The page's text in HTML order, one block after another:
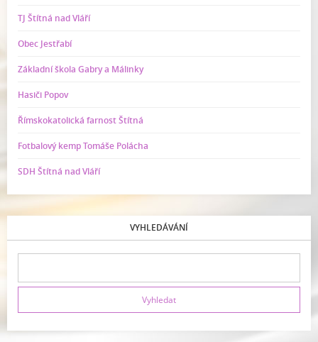
TJ Štítná nad Vláří
Obec Jestřabí
Základní škola Gabry a Málinky
Hasiči Popov
Římskokatolická farnost Štítná
Fotbalový kemp Tomáše Polácha
SDH Štítná nad Vláří
VYHLEDÁVÁNÍ